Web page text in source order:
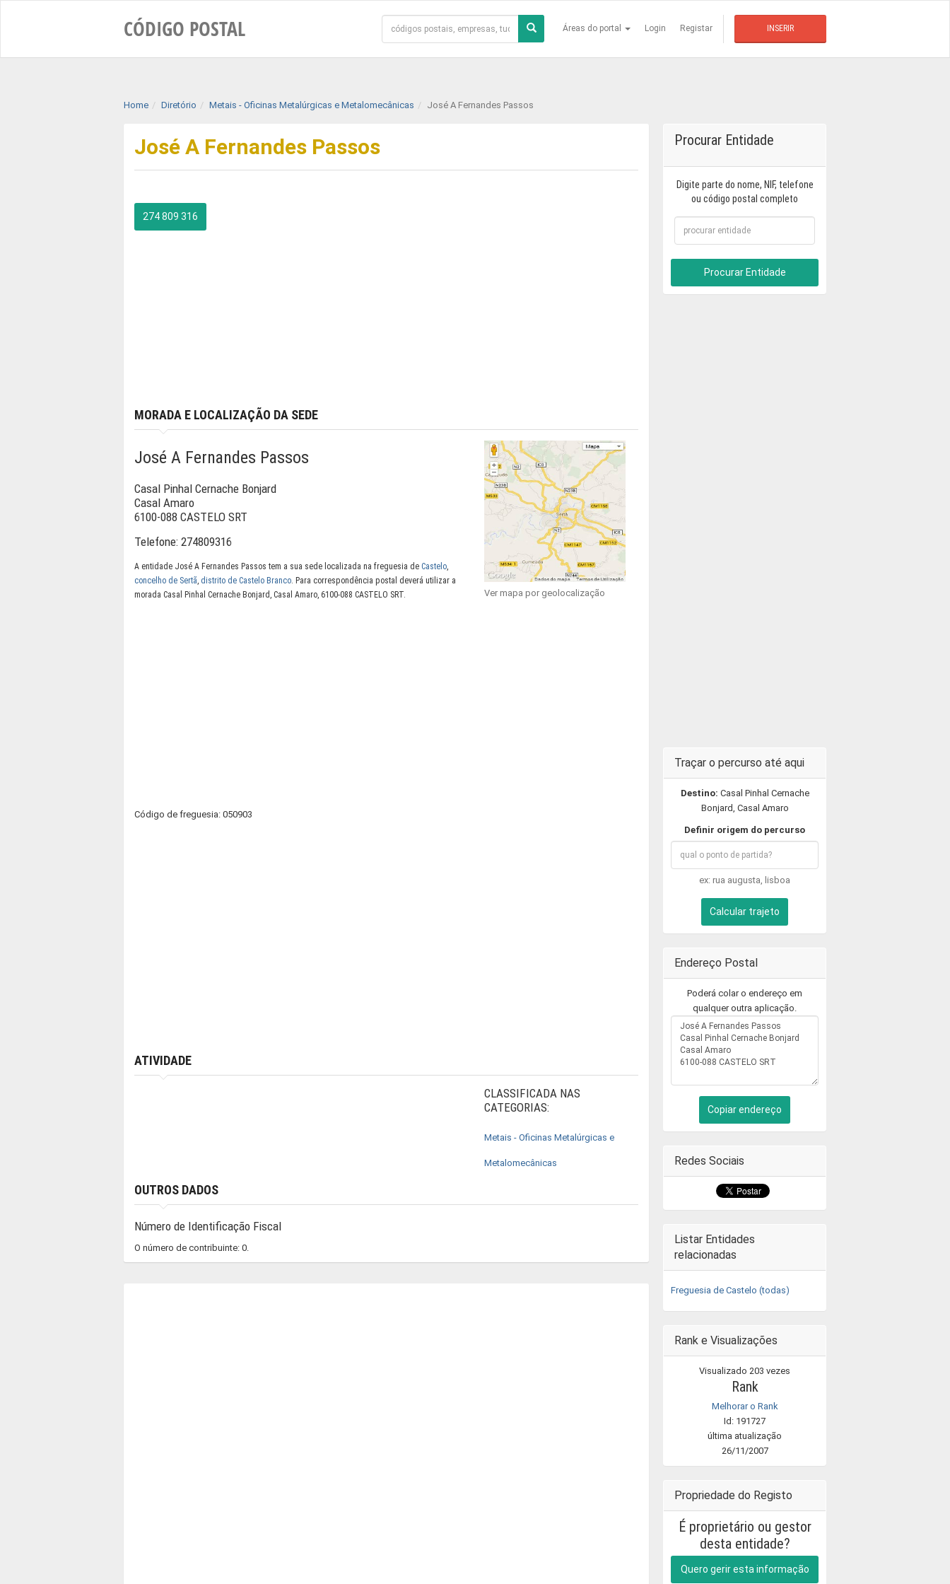
CÓDIGO POSTAL Áreas do portal Login Registar INSERIR
Home Diretório Metais - Oficinas Metalúrgicas e Metalomecânicas José A Fernandes Passos
José A Fernandes Passos
274 809 316
MORADA E LOCALIZAÇÃO DA SEDE
José A Fernandes Passos
Casal Pinhal Cernache Bonjard
Casal Amaro
6100-088 CASTELO SRT
Telefone: 274809316
A entidade José A Fernandes Passos tem a sua sede localizada na freguesia de Castelo,
concelho de Sertã, distrito de Castelo Branco. Para correspondência postal deverá utilizar a
morada Casal Pinhal Cernache Bonjard, Casal Amaro, 6100-088 CASTELO SRT.
Código de freguesia: 050903
Ver mapa por geolocalização
ATIVIDADE
CLASSIFICADA NAS
CATEGORIAS:
Metais - Oficinas Metalúrgicas e
Metalomecânicas
OUTROS DADOS
Número de Identificação Fiscal
O número de contribuinte: 0.
Procurar Entidade
Digite parte do nome, NIF, telefone
ou código postal completo
Procurar Entidade
Traçar o percurso até aqui
Destino: Casal Pinhal Cernache
Bonjard, Casal Amaro
Definir origem do percurso
ex: rua augusta, lisboa
Calcular trajeto
Endereço Postal
Poderá colar o endereço em
qualquer outra aplicação.
Copiar endereço
Redes Sociais
Listar Entidades
relacionadas
Freguesia de Castelo (todas)
Rank e Visualizações
Visualizado 203 vezes
Rank
Melhorar o Rank
Id: 191727
última atualização
26/11/2007
Propriedade do Registo
É proprietário ou gestor
desta entidade?
Quero gerir esta informação